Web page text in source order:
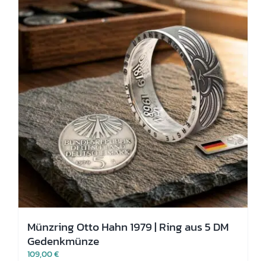
Optionen
können
auf
Produktseite
werden
Münzring Otto Hahn 1979 | Ring aus 5 DM
Gedenkmünze
109,00€